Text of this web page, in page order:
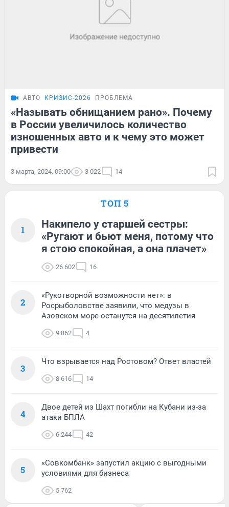
АВТО КРИЗИС-2026 ПРОБЛЕМА
«Называть обнищанием рано». Почему
в России увеличилось количество
изношенных авто и к чему это может
привести
3 марта, 2024, 09:00 3 022 14
ТОП 5
1
Накипело у старшей сестры:
«Ругают и бьют меня, потому что
я стою спокойная, а она плачет»
26 602 16
2
«Рукотворной возможности нет»: в
Росрыболовстве заявили, что медузы в
Азовском море останутся на десятилетия
9 862 4
3
Что взрывается над Ростовом? Ответ властей
8 616 14
4
Двое детей из Шахт погибли на Кубани из-за
атаки БПЛА
6 244 42
5
«Совкомбанк» запустил акцию с выгодными
условиями для бизнеса
5 762